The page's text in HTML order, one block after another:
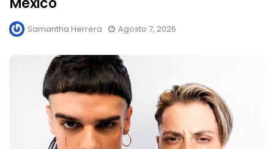
Samantha Herrera Agosto 7, 2026